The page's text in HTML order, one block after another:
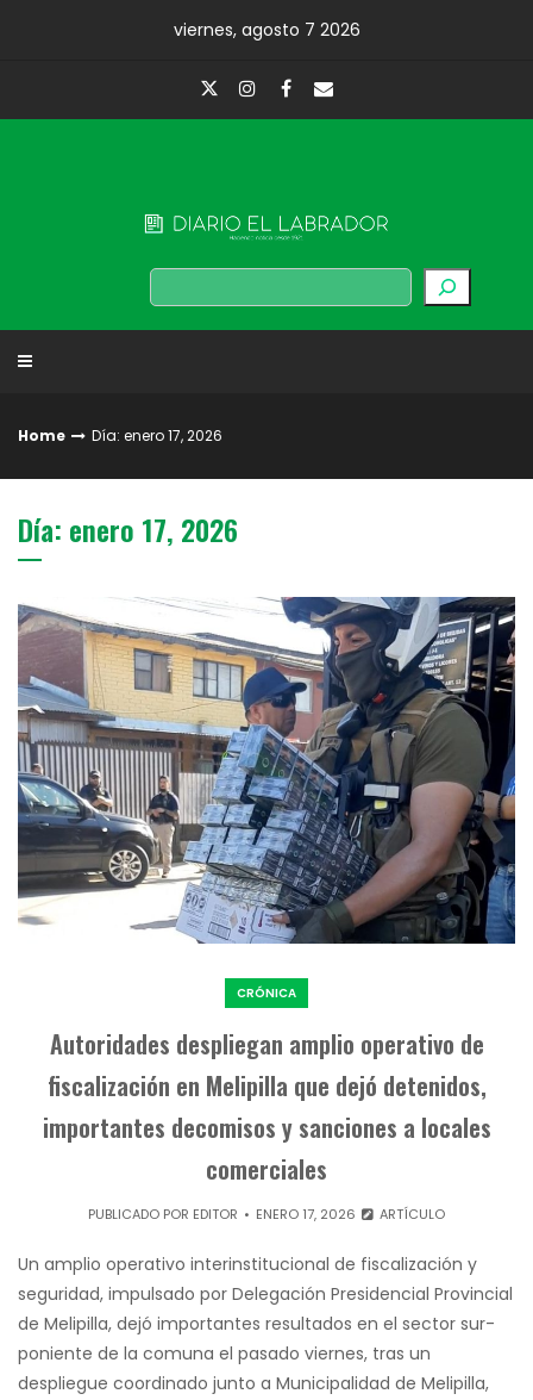
viernes, agosto 7 2026
Buscar
Home Día: enero 17, 2026
Día: enero 17, 2026
CRÓNICA
Autoridades despliegan amplio operativo de
fiscalización en Melipilla que dejó detenidos,
importantes decomisos y sanciones a locales
comerciales
PUBLICADO POR EDITOR ENERO 17, 2026 ARTÍCULO
Un amplio operativo interinstitucional de fiscalización y
seguridad, impulsado por Delegación Presidencial Provincial
de Melipilla, dejó importantes resultados en el sector sur-
poniente de la comuna el pasado viernes, tras un
despliegue coordinado junto a Municipalidad de Melipilla,